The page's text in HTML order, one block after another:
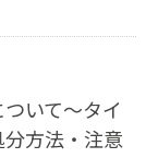
いて〜タイ
方法・注意